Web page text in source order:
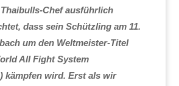
Chef ausführlich
dass sein Schützling am 11.
um den Weltmeister-Titel
All Fight System
kämpfen wird. Erst als wir